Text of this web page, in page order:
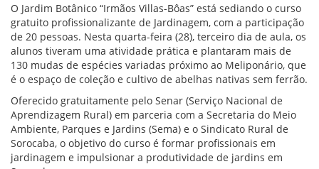
O Jardim Botânico “Irmãos Villas-Bôas” está sediando o curso
gratuito profissionalizante de Jardinagem, com a participação
de 20 pessoas. Nesta quarta-feira (28), terceiro dia de aula, os
alunos tiveram uma atividade prática e plantaram mais de
130 mudas de espécies variadas próximo ao Meliponário, que
é o espaço de coleção e cultivo de abelhas nativas sem ferrão.
Oferecido gratuitamente pelo Senar (Serviço Nacional de
Aprendizagem Rural) em parceria com a Secretaria do Meio
Ambiente, Parques e Jardins (Sema) e o Sindicato Rural de
Sorocaba, o objetivo do curso é formar profissionais em
jardinagem e impulsionar a produtividade de jardins em